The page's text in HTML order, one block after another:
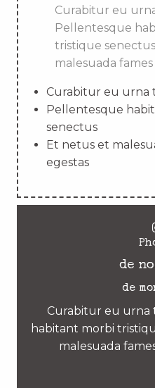
Curabitur eu
Pellentesque
tristique
malesuada
Curabitur eu urna
Pellentesque
senectus
Et netus et
egestas
de
de
Curabitur eu urna
habitant morbi
malesuada